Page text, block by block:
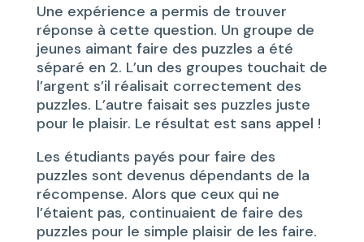
Une expérience a permis de trouver
réponse à cette question. Un groupe de
jeunes aimant faire des puzzles a été
séparé en 2. L’un des groupes touchait de
l’argent s’il réalisait correctement des
puzzles. L’autre faisait ses puzzles juste
pour le plaisir. Le résultat est sans appel !
Les étudiants payés pour faire des
puzzles sont devenus dépendants de la
récompense. Alors que ceux qui ne
l’étaient pas, continuaient de faire des
puzzles pour le simple plaisir de les faire.